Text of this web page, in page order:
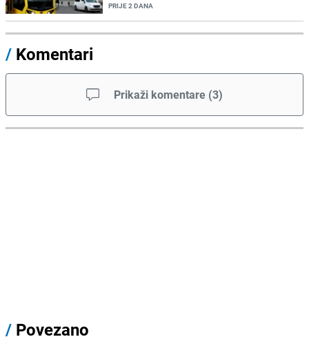
PRIJE 2 DANA
/ Komentari
Prikaži komentare (3)
/ Povezano